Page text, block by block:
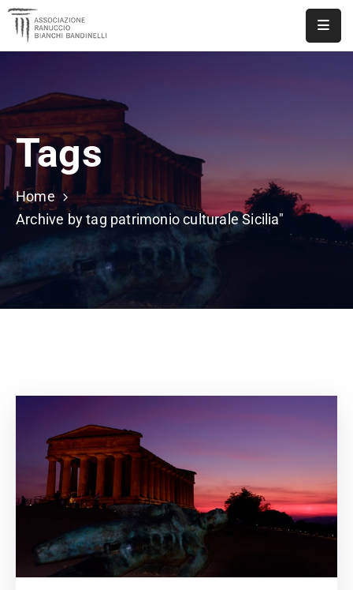
NOTIZIE
DOCUMENTI
EVENTI
PUBBLICAZIONI
CONTATTI
Tags
Home
Archive by tag patrimonio culturale Sicilia"